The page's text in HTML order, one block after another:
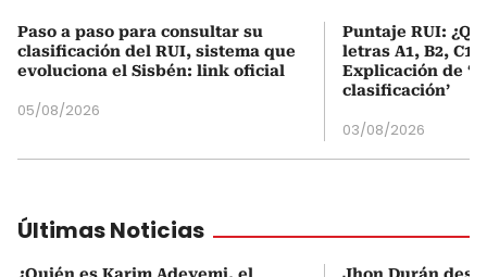
Paso a paso para consultar su
clasificación del RUI, sistema que
evoluciona el Sisbén: link oficial
05/08/2026
Puntaje RUI:
letras A1, B2, C1
Explicación de
clasificación’
03/08/2026
Últimas Noticias